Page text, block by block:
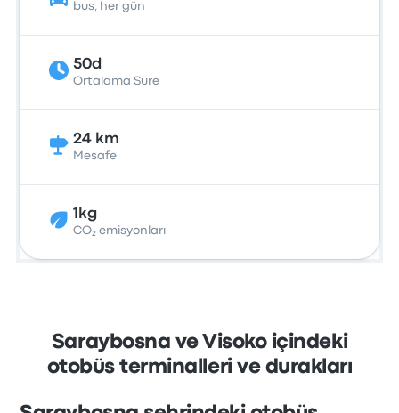
bus, her gün
50d
Ortalama Süre
24 km
Mesafe
1kg
CO₂ emisyonları
Saraybosna ve Visoko içindeki
otobüs terminalleri ve durakları